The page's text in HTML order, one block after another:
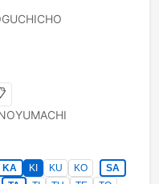
KA KI KU KO
SA